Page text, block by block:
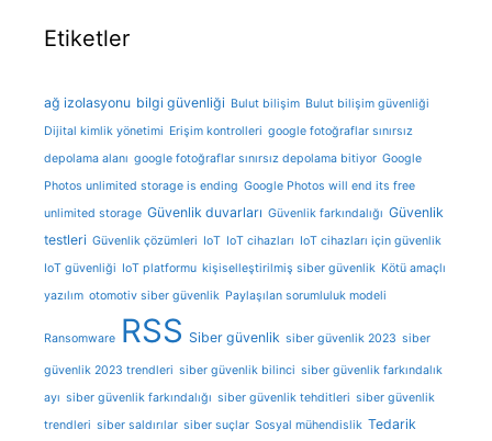
Etiketler
ağ izolasyonu bilgi güvenliği Bulut bilişim Bulut bilişim güvenliği
Dijital kimlik yönetimi Erişim kontrolleri google fotoğraflar sınırsız
depolama alanı google fotoğraflar sınırsız depolama bitiyor Google
Photos unlimited storage is ending Google Photos will end its free
unlimited storage Güvenlik duvarları Güvenlik farkındalığı Güvenlik
testleri Güvenlik çözümleri IoT IoT cihazları IoT cihazları için güvenlik
IoT güvenliği IoT platformu kişiselleştirilmiş siber güvenlik Kötü amaçlı
yazılım otomotiv siber güvenlik Paylaşılan sorumluluk modeli
Ransomware RSS Siber güvenlik siber güvenlik 2023 siber
güvenlik 2023 trendleri siber güvenlik bilinci siber güvenlik farkındalık
ayı siber güvenlik farkındalığı siber güvenlik tehditleri siber güvenlik
trendleri siber saldırılar siber suçlar Sosyal mühendislik Tedarik